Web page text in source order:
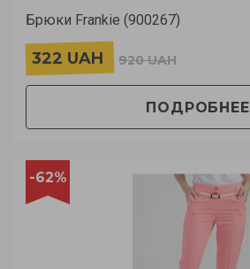
Брюки Frankie (900267)
322 UAH 920 UAH
ПОДРОБНЕЕ
-62%